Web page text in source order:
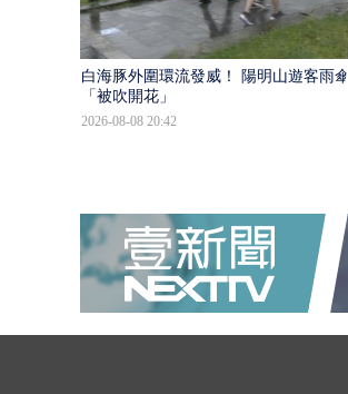
白海豚外圍環流發威！ 陽明山遊客雨傘
「被吹開花」
2026-08-08 20:42